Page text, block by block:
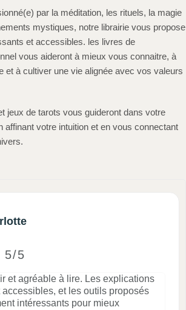
par la méditation, les rituels, la magie
mystiques, notre librairie vous propose
et accessibles. les livres de
vous aideront à mieux vous connaitre, à
et à cultiver une vie alignée avec vos valeurs
jeux de tarots vous guideront dans votre
affinant votre intuition et en vous connectant
5/5
et agréable à lire. Les explications
et les outils proposés
intéressants pour mieux